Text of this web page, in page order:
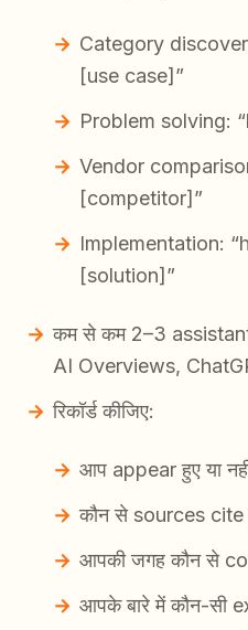
Category
[use case]”
Problem solving:
Vendor
[competitor]”
Implementation:
[solution]”
कम से कम 2–3
AI Overviews,
रिकॉर्ड कीजिए:
आप appear हुए या
कौन से sources cite
आपकी जगह कौन से
आपके बारे में कौन-सी